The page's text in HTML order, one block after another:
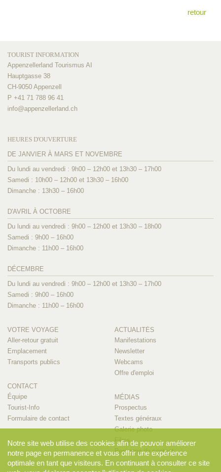
retour
TOURIST INFORMATION
Appenzellerland Tourismus AI
Hauptgasse 38
CH-9050 Appenzell
P +41 71 788 96 41
info@appenzellerland.ch
HEURES D'OUVERTURE
DE JANVIER À MARS ET NOVEMBRE
Du lundi au vendredi : 9h00 – 12h00 et 13h30 – 17h00
Samedi : 10h00 – 12h00 et 13h30 – 16h00
Dimanche : 13h30 – 16h00
D'AVRIL À OCTOBRE
Du lundi au vendredi : 9h00 – 12h00 et 13h30 – 18h00
Samedi : 9h00 – 16h00
Dimanche : 11h00 – 16h00
DÉCEMBRE
Du lundi au vendredi : 9h00 – 12h00 et 13h30 – 17h00
Samedi : 9h00 – 16h00
Dimanche : 11h00 – 16h00
VOTRE VOYAGE
Aller-retour gratuit
Emplacement
Transports publics
CONTACT
Équipe
Tourist-Info
Formulaire de contact
ACTUALITÉS
Manifestations
Newsletter
Webcams
Offre d'emploi
MÉDIAS
Prospectus
Textes généraux
Galerie photo
Films
Personne de contact
Notre site web utilise des cookies afin de pouvoir améliorer
notre page en permanence et vous offrir une expérience
optimale en tant que visiteurs. En continuant à consulter ce site